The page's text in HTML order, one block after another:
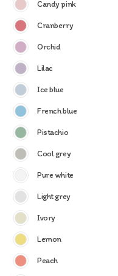
Candy pink
Cranberry
Orchid
Lilac
Ice blue
French blue
Pistachio
Cool grey
Pure white
Light grey
Ivory
Lemon
Peach